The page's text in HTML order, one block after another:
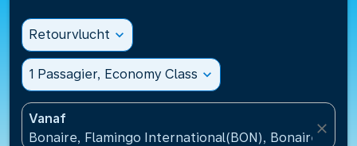
Retourvlucht expand_more
1 Passagier, Economy Class expand_more
Vanaf
Bonaire, Flamingo International(BON), Bonaire, St
close